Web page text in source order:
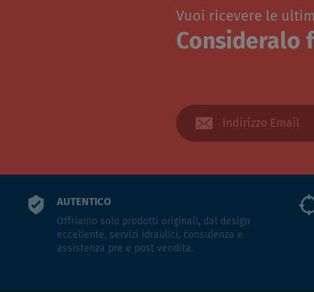
Vuoi ricevere le
Consideralo
AUTENTICO
Offriamo solo prodotti originali, dal design
eccellente, servizi idraulici, consulenza e
assistenza pre e post vendita.